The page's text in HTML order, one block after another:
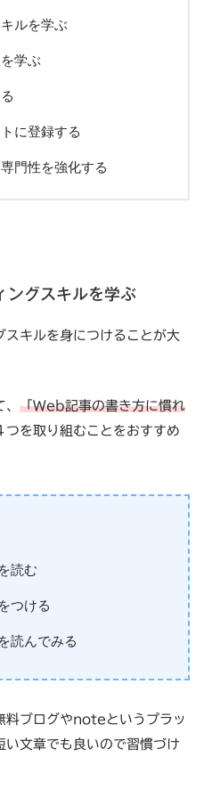
ルを学ぶ
学ぶ
に登録する
門性を強化する
ングスキルを学ぶ
スキルを身につけることが大
「Web記事の書き方に慣れ
つを取り組むことをおすすめ
読む
つける
読んでみる
料ブログやnoteというプラッ
い文章でも良いので習慣づけ